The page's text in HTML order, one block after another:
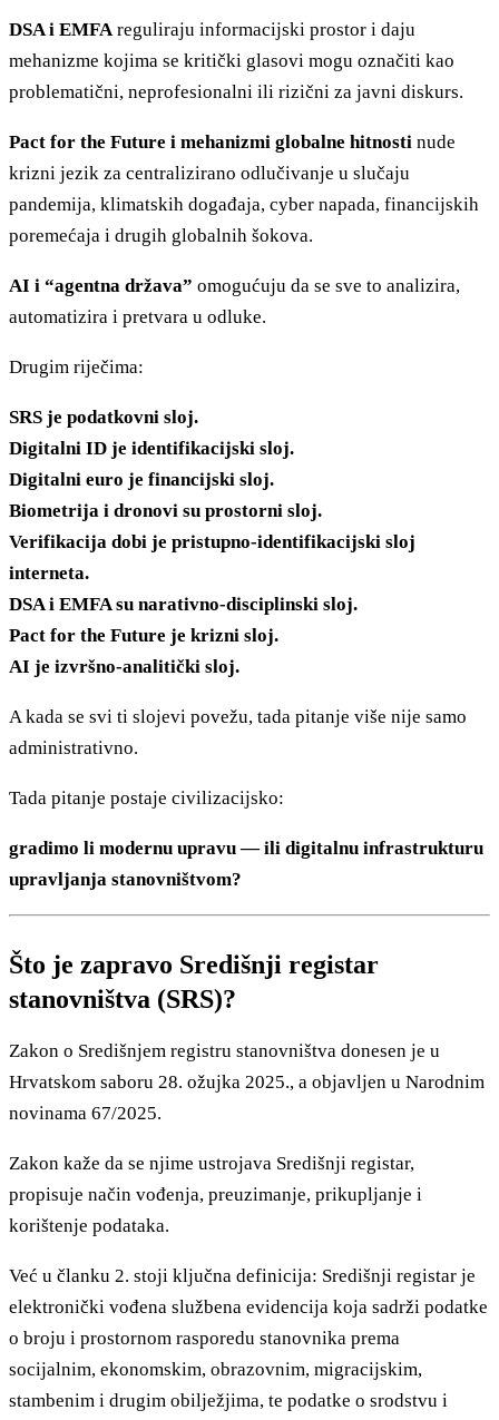
DSA i EMFAreguliraju informacijski prostor i daju
mehanizme kojima se kritički glasovi mogu označiti kao
problematični, neprofesionalni ili rizični za javni diskurs.
Pact for the Future i mehanizmi globalne hitnosti nude
krizni jezik za centralizirano odlučivanje u slučaju
pandemija, klimatskih događaja, cyber napada, financijskih
poremećaja i drugih globalnih šokova.
AI i “agentna država” omogućuju da se sve to analizira,
automatizira i pretvara u odluke.
Drugim riječima:
SRS je podatkovni sloj.
Digitalni ID je identifikacijski sloj.
Digitalni euro je financijski sloj.
Biometrija i dronovi su prostorni sloj.
Verifikacija dobi je pristupno-identifikacijski sloj
interneta.
DSA i EMFA su narativno-disciplinski sloj.
Pact for the Future je krizni sloj.
AI je izvršno-analitički sloj.
A kada se svi ti slojevi povežu, tada pitanje više nije samo
administrativno.
Tada pitanje postaje civilizacijsko:
gradimo li modernu upravu — ili digitalnu infrastrukturu
upravljanja stanovništvom?
Što je zapravo Središnji registar
stanovništva (SRS)?
Zakon o Središnjem registru stanovništva donesen je u
Hrvatskom saboru 28. ožujka 2025., a objavljen u Narodnim
novinama 67/2025.
Zakon kaže da se njime ustrojava Središnji registar,
propisuje način vođenja, preuzimanje, prikupljanje i
korištenje podataka.
Već u članku 2. stoji ključna definicija: Središnji registar je
elektronički vođena službena evidencija koja sadrži podatke
o broju i prostornom rasporedu stanovnika prema
socijalnim, ekonomskim, obrazovnim, migracijskim,
stambenim i drugim obilježjima, te podatke o srodstvu i